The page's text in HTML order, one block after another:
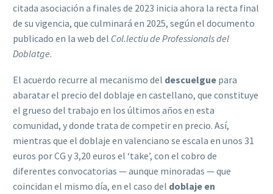
citada asociación a finales de 2023 inicia ahora la recta final
de su vigencia, que culminará en 2025, según el documento
publicado en la web del Col.lectiu de Professionals del
Doblatge.
El acuerdo recurre al mecanismo del descuelgue para
abaratar el precio del doblaje en castellano, que constituye
el grueso del trabajo en los últimos años en esta
comunidad, y donde trata de competir en precio. Así,
mientras que el doblaje en valenciano se escala en unos 31
euros por CG y 3,20 euros el ‘take’, con el cobro de
diferentes convocatorias — aunque minoradas — que
coincidan el mismo día, en el caso del doblaje en